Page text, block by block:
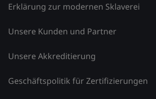
Erklärung zur modernen Sklaverei
Unsere Kunden und Partner
Unsere Akkreditierung
Geschäftspolitik für Zertifizierungen